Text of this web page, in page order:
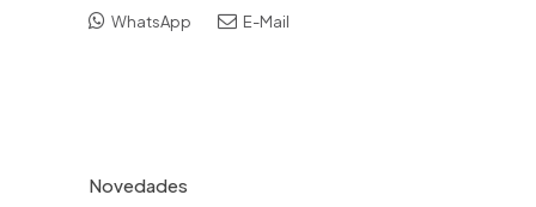
WhatsApp E-Mail
Novedades